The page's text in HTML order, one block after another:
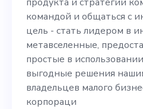
решения
от
бизнеса до
корпораци
командой и общаться с
цель - стать лидером в
метавселенные,
простые в
выгодные решения
владельцев малого
корпораци